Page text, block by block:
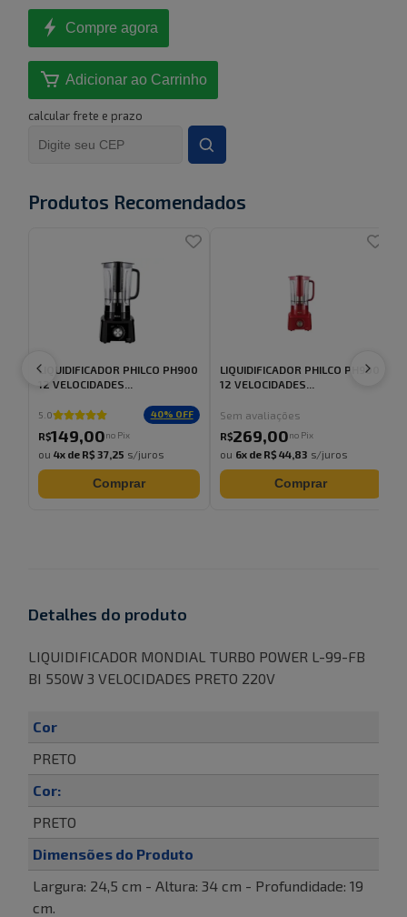
Compre agora
Adicionar ao Carrinho
calcular frete e prazo
Produtos Recomendados
LIQUIDIFICADOR PHILCO PH900
12 VELOCIDADES...
5.0 40% OFF
R$149,00no Pix
ou 4x de R$ 37,25 s/juros
Comprar
LIQUIDIFICADOR PHILCO PH900
12 VELOCIDADES...
Sem avaliações
R$269,00no Pix
ou 6x de R$ 44,83 s/juros
Comprar
Detalhes do produto
LIQUIDIFICADOR MONDIAL TURBO POWER L-99-FB
BI 550W 3 VELOCIDADES PRETO 220V
Cor
PRETO
Cor:
PRETO
Dimensões do Produto
Largura: 24,5 cm - Altura: 34 cm - Profundidade: 19
cm.